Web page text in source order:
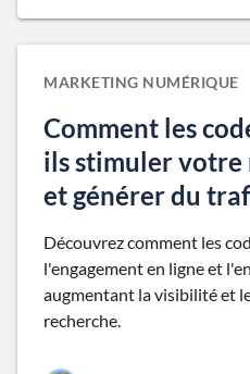
MARKETING NUMÉRIQUE
Comment les
ils stimuler
et générer du
Découvrez comment les
l'engagement en ligne et
augmentant la visibilité et
recherche.